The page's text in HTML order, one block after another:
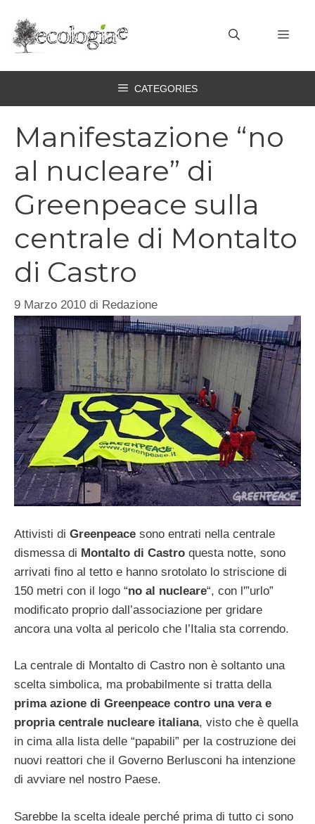
contenuto
CATEGORIES
Manifestazione “no
al nucleare” di
Greenpeace sulla
centrale di Montalto
di Castro
9 Marzo 2010 di Redazione
Attivisti di Greenpeace sono entrati nella centrale
dismessa di Montalto di Castro questa notte, sono
arrivati fino al tetto e hanno srotolato lo striscione di
150 metri con il logo “no al nucleare“, con l'”urlo”
modificato proprio dall’associazione per gridare
ancora una volta al pericolo che l’Italia sta correndo.
La centrale di Montalto di Castro non è soltanto una
scelta simbolica, ma probabilmente si tratta della
prima azione di Greenpeace contro una vera e
propria centrale nucleare italiana, visto che è quella
in cima alla lista delle “papabili” per la costruzione dei
nuovi reattori che il Governo Berlusconi ha intenzione
di avviare nel nostro Paese.
Sarebbe la scelta ideale perché prima di tutto ci sono